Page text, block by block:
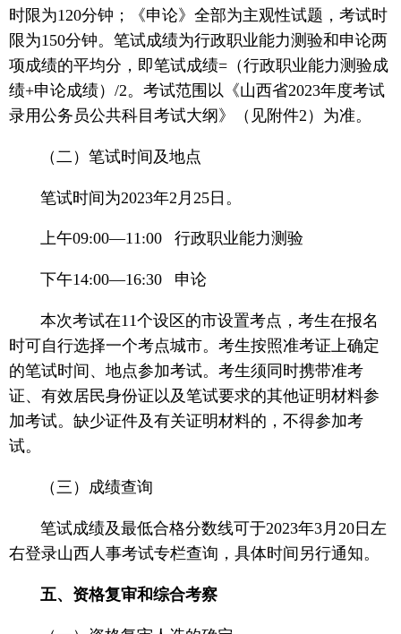
时限为120分钟；《申论》全部为主观性试题，考试时
限为150分钟。笔试成绩为行政职业能力测验和申论两
项成绩的平均分，即笔试成绩=（行政职业能力测验成
绩+申论成绩）/2。考试范围以《山西省2023年度考试
录用公务员公共科目考试大纲》（见附件2）为准。
（二）笔试时间及地点
笔试时间为2023年2月25日。
上午09:00—11:00 行政职业能力测验
下午14:00—16:30 申论
本次考试在11个设区的市设置考点，考生在报名
时可自行选择一个考点城市。考生按照准考证上确定
的笔试时间、地点参加考试。考生须同时携带准考
证、有效居民身份证以及笔试要求的其他证明材料参
加考试。缺少证件及有关证明材料的，不得参加考
试。
（三）成绩查询
笔试成绩及最低合格分数线可于2023年3月20日左
右登录山西人事考试专栏查询，具体时间另行通知。
五、资格复审和综合考察